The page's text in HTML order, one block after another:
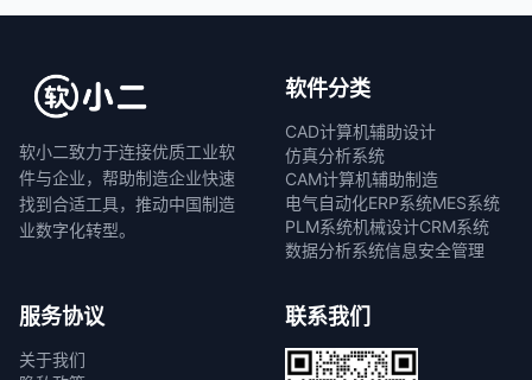
软小二致力于连接优质工业软
件与企业，帮助制造企业快速
找到合适工具，推动中国制造
业数字化转型。
软件分类
CAD计算机辅助设计
仿真分析系统
CAM计算机辅助制造
电气自动化ERP系统MES系统
PLM系统机械设计CRM系统
数据分析系统信息安全管理
服务协议
关于我们
联系我们